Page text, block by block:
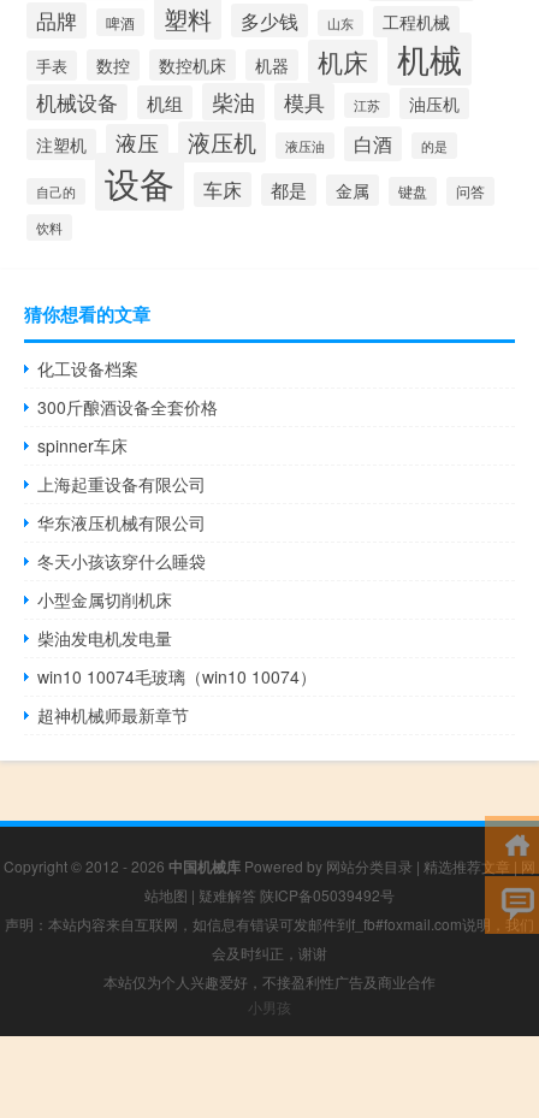
品牌 啤酒 塑料 多少钱 山东 工程机械
手表 数控 数控机床 机器 机床 机械
机械设备 机组 柴油 模具 江苏
油压机
注塑机
液压 液压机 液压油 白酒 的是
自己的 设备 车床 都是 金属 键盘 问答
饮料
猜你想看的文章
化工设备档案
300斤酿酒设备全套价格
spinner车床
上海起重设备有限公司
华东液压机械有限公司
冬天小孩该穿什么睡袋
小型金属切削机床
柴油发电机发电量
win10 10074毛玻璃（win10 10074）
超神机械师最新章节
Copyright © 2012 - 2026 中国机械库 Powered by 网站分类目录 | 精选推荐文章 | 网
站地图 | 疑难解答 陕ICP备05039492号
声明：本站内容来自互联网，如信息有错误可发邮件到f_fb#foxmail.com说明，我们
会及时纠正，谢谢
本站仅为个人兴趣爱好，不接盈利性广告及商业合作
小男孩